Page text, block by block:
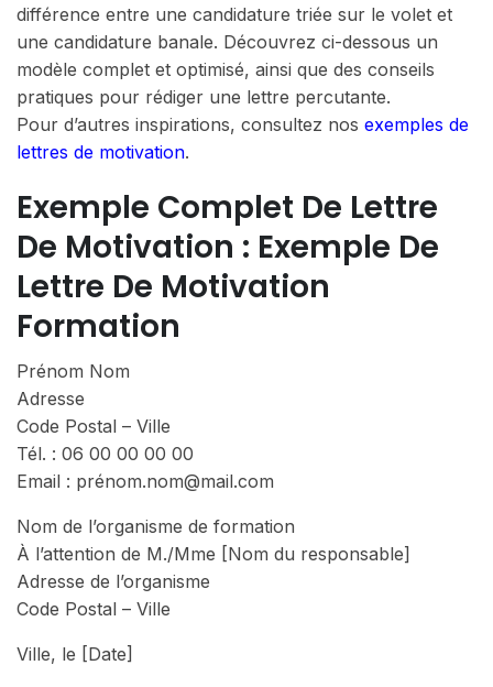
différence entre une candidature triée sur le volet et
une candidature banale. Découvrez ci-dessous un
modèle complet et optimisé, ainsi que des conseils
pratiques pour rédiger une lettre percutante.
Pour d’autres inspirations, consultez nos exemples de
lettres de motivation.
Exemple Complet De Lettre
De Motivation : Exemple De
Lettre De Motivation
Formation
Prénom Nom
Adresse
Code Postal – Ville
Tél. : 06 00 00 00 00
Email : prénom.nom@mail.com
Nom de l’organisme de formation
À l’attention de M./Mme [Nom du responsable]
Adresse de l’organisme
Code Postal – Ville
Ville, le [Date]